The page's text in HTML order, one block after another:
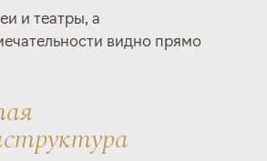
и театры, а
видно прямо